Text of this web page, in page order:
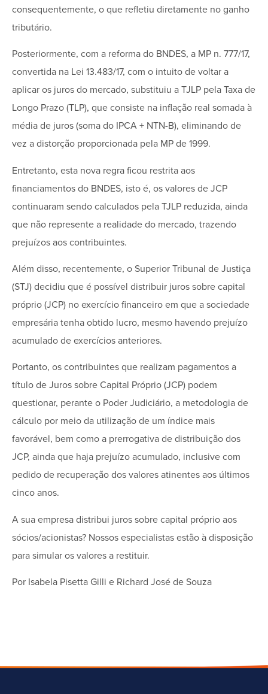
consequentemente, o que refletiu diretamente no ganho
tributário.
Posteriormente, com a reforma do BNDES, a MP n. 777/17,
convertida na Lei 13.483/17, com o intuito de voltar a
aplicar os juros do mercado, substituiu a TJLP pela Taxa de
Longo Prazo (TLP), que consiste na inflação real somada à
média de juros (soma do IPCA + NTN-B), eliminando de
vez a distorção proporcionada pela MP de 1999.
Entretanto, esta nova regra ficou restrita aos
financiamentos do BNDES, isto é, os valores de JCP
continuaram sendo calculados pela TJLP reduzida, ainda
que não represente a realidade do mercado, trazendo
prejuízos aos contribuintes.
Além disso, recentemente, o Superior Tribunal de Justiça
(STJ) decidiu que é possível distribuir juros sobre capital
próprio (JCP) no exercício financeiro em que a sociedade
empresária tenha obtido lucro, mesmo havendo prejuízo
acumulado de exercícios anteriores.
Portanto, os contribuintes que realizam pagamentos a
título de Juros sobre Capital Próprio (JCP) podem
questionar, perante o Poder Judiciário, a metodologia de
cálculo por meio da utilização de um índice mais
favorável, bem como a prerrogativa de distribuição dos
JCP, ainda que haja prejuízo acumulado, inclusive com
pedido de recuperação dos valores atinentes aos últimos
cinco anos.
A sua empresa distribui juros sobre capital próprio aos
sócios/acionistas? Nossos especialistas estão à disposição
para simular os valores a restituir.
Por Isabela Pisetta Gilli e Richard José de Souza